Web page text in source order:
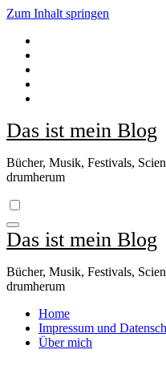
Zum Inhalt springen
Das ist mein Blog
Bücher, Musik, Festivals,
drumherum
Das ist mein Blog
Bücher, Musik, Festivals,
drumherum
Home
Impressum und
Über mich